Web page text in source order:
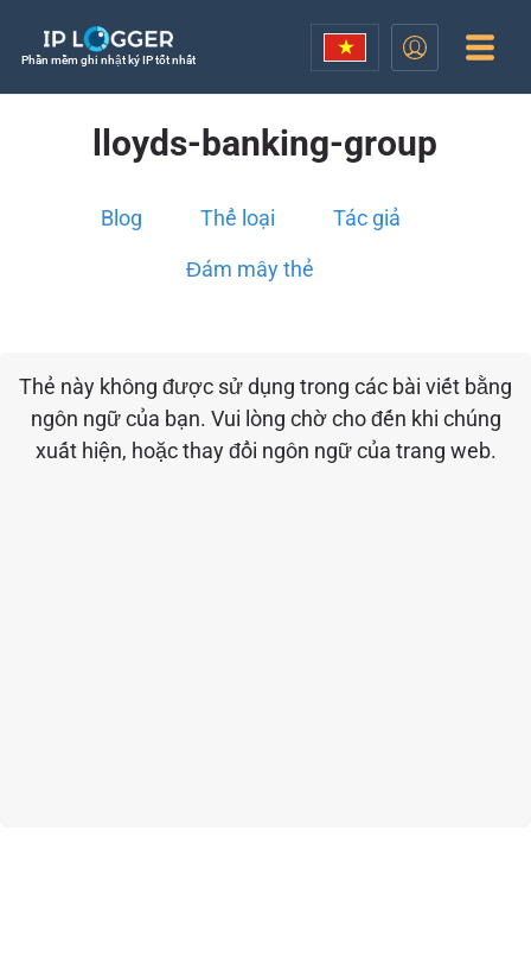
Phần mềm ghi nhật ký IP tốt nhất
lloyds-banking-group
Blog Thể loại Tác giả
Đám mây thẻ